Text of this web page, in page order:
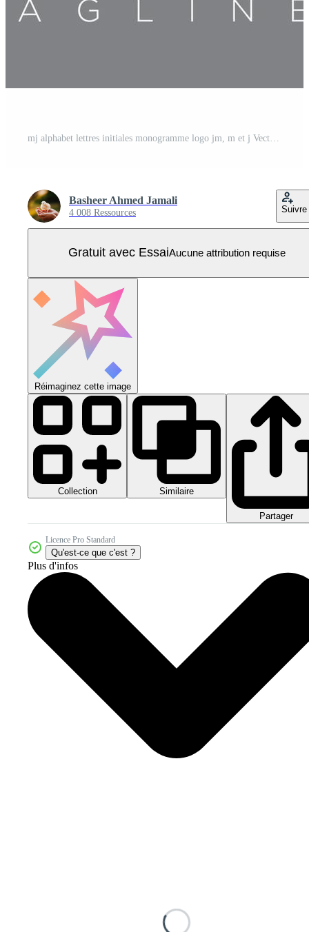
Basheer Ahmed Jamali
4 008 Ressources Suivre
Gratuit avec EssaiAucune attribution requise
Réimaginez cette image
Collection Similaire
Partager
Licence Pro Standard
Qu'est-ce que c'est ?
Plus d'infos